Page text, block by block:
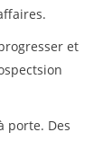
et
porte. Des